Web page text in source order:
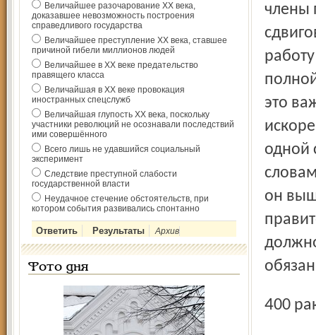
Величайшее разочарование ХХ века,
доказавшее невозможность построения
справедливого государства
Величайшее преступление ХХ века, ставшее
причиной гибели миллионов людей
Величайшее в ХХ веке предательство
правящего класса
Величайшая в ХХ веке провокация
иностранных спецслужб
Величайшая глупость ХХ века, поскольку
участники революций не осознавали последствий
ими совершённого
Всего лишь не удавшийся социальный
эксперимент
Следствие преступной слабости
государственной власти
Неудачное стечение обстоятельств, при
котором события развивались спонтанно
Архив
Фото дня
члены
это
одной
он
400